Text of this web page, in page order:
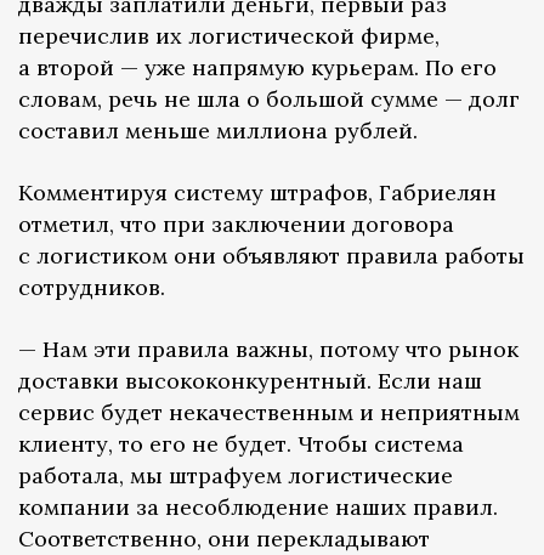
перечислив их логистической фирме,
а второй — уже напрямую курьерам. По его
словам, речь не шла о большой сумме — долг
составил меньше миллиона рублей.
Комментируя систему штрафов, Габриелян
отметил, что при заключении договора
с логистиком они объявляют правила работы
сотрудников.
— Нам эти правила важны, потому что рынок
доставки высококонкурентный. Если наш
сервис будет некачественным и неприятным
клиенту, то его не будет. Чтобы система
работала, мы штрафуем логистические
компании за несоблюдение наших правил.
Соответственно, они перекладывают